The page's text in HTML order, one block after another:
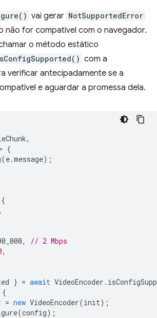
vai gerar NotSupportedError
não for compatível com o navegador.
o método estático
com a
verificar antecipadamente se a
e aguardar a promessa dela.
,
{
(e.message);
{
,
,
// 2 Mbps
,
} = await VideoEncoder .
{
= new VideoEncoder(init);
(config);